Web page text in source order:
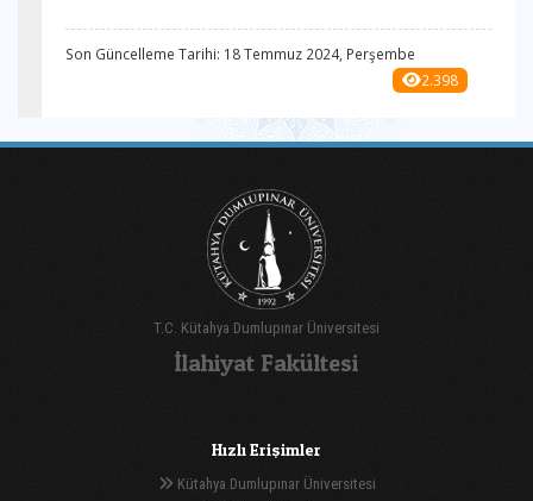
Son Güncelleme Tarihi: 18 Temmuz 2024, Perşembe
2.398
T.C. Kütahya Dumlupınar Üniversitesi
İlahiyat Fakültesi
Hızlı Erişimler
Kütahya Dumlupınar Üniversitesi